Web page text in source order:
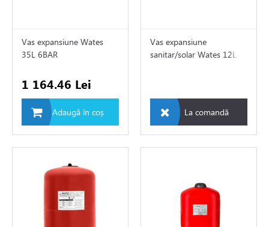
in pardoseala
si fitinguri
Vas expansiune Wates
35L 6BAR
1 164.46 Lei
Adaugă în coș
Vas expansiune
sanitar/solar Wates 12L
La comandă